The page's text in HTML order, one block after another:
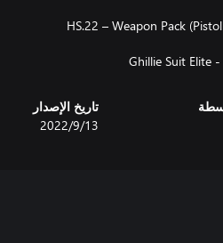
تاريخ الإصدار
13‏/9‏/2022